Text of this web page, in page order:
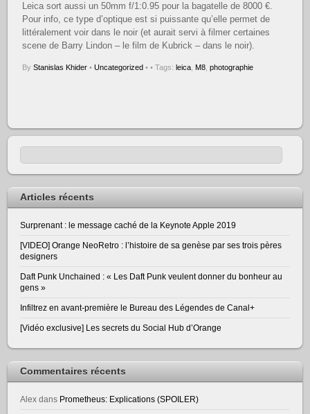
Leica sort aussi un 50mm f/1:0.95 pour la bagatelle de 8000 €.
Pour info, ce type d’optique est si puissante qu’elle permet de
littéralement voir dans le noir (et aurait servi à filmer certaines
scene de Barry Lindon – le film de Kubrick – dans le noir).
ByStanislas Khider • Uncategorized • • Tags:leica M8 ,photographie
Articles récents
Surprenant : le message caché de la Keynote Apple 2019
[VIDEO] Orange NeoRetro : l’histoire de sa genèse par ses trois pères
designers
Daft Punk Unchained : « Les Daft Punk veulent donner du bonheur au
gens »
Infiltrez en avant-première le Bureau des Légendes de Canal+
[Vidéo exclusive] Les secrets du Social Hub d’Orange
Commentaires récents
Alex dans Prometheus: Explications (SPOILER)